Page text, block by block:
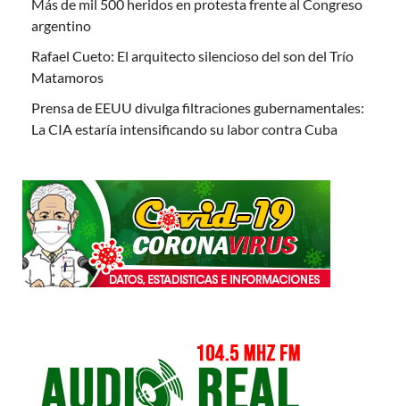
Más de mil 500 heridos en protesta frente al Congreso
argentino
Rafael Cueto: El arquitecto silencioso del son del Trío
Matamoros
Prensa de EEUU divulga filtraciones gubernamentales:
La CIA estaría intensificando su labor contra Cuba